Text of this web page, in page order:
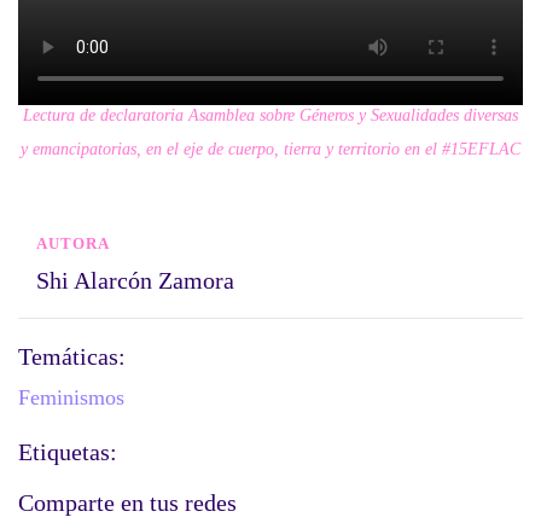
Lectura de declaratoria Asamblea sobre Géneros y Sexualidades diversas
y emancipatorias, en el eje de cuerpo, tierra y territorio en el #15EFLAC
AUTORA
Shi Alarcón Zamora
Temáticas:
Feminismos
Etiquetas:
Comparte en tus redes